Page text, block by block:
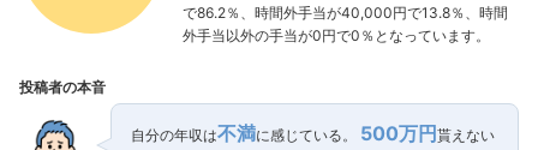
で86.2％、時間外手当が40,000円で13.8％、時間
外手当以外の手当が0円で0％となっています。
投稿者の本音
自分の年収は不満に感じている。 500万円 貰えない